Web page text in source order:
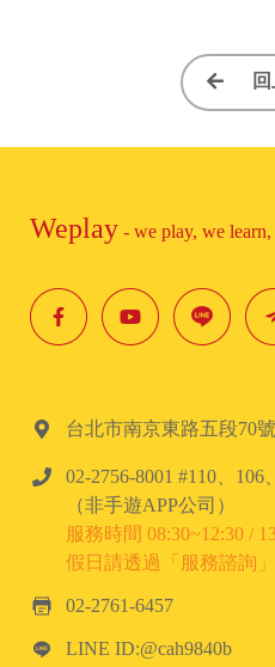
Weplay - we play, we
台北市南京東路五段70
02-2756-8001 #110、106
（非手遊APP公司）
服務時間 08:30~12:30 /
假日請透過「服務諮詢
02-2761-6457
LINE ID:@cah9840b